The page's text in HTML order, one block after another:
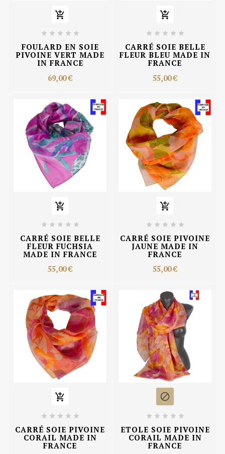

    
FOULARD EN SOIE
PIVOINE VERT MADE
IN FRANCE
69,00 €

    
CARRÉ SOIE BELLE
FLEUR BLEU MADE IN
FRANCE
55,00 €

    
CARRÉ SOIE BELLE
FLEUR FUCHSIA
MADE IN FRANCE
55,00 €

    
CARRÉ SOIE PIVOINE
JAUNE MADE IN
FRANCE
55,00 €

    
CARRÉ SOIE PIVOINE
CORAIL MADE IN
FRANCE

    
ETOLE SOIE PIVOINE
CORAIL MADE IN
FRANCE